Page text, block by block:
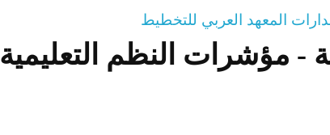
المعهد العربي للتخطيط
- مؤشرات النظم التعليمية